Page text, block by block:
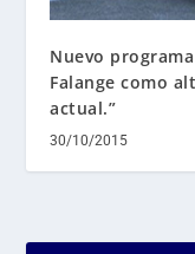
Nuevo programa
Falange como
actual.”
30/10/2015